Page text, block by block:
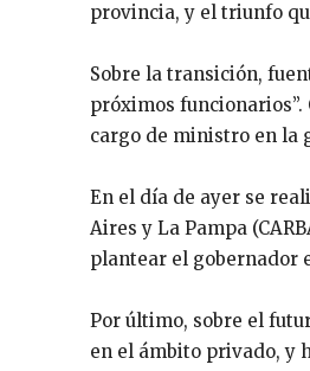
provincia, y el triunfo
Sobre la transición,
próximos
cargo de ministro en la
En el día de ayer se
Aires y La Pampa
plantear el gobernador
Por último, sobre el
en el ámbito privado, y